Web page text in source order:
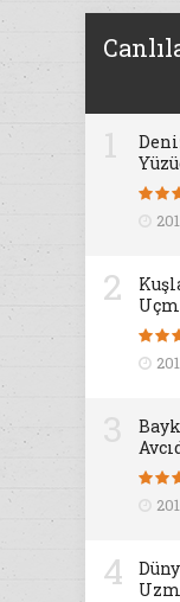
2
4